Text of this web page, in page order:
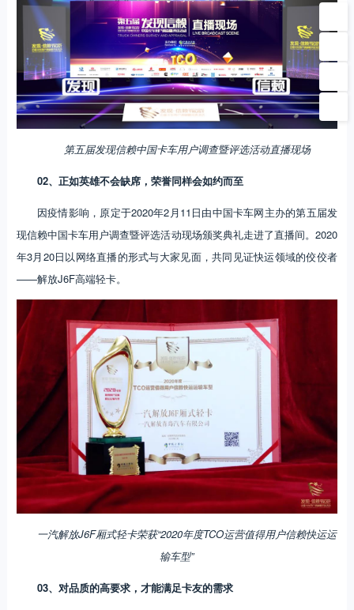
第五届发现信赖中国卡车用户调查暨评选活动直播现场
02、正如英雄不会缺席，荣誉同样会如约而至
因疫情影响，原定于2020年2月11日由中国卡车网主办的第五届发
现信赖中国卡车用户调查暨评选活动现场颁奖典礼走进了直播间。2020
年3月20日以网络直播的形式与大家见面，共同见证快运领域的佼佼者
——解放J6F高端轻卡。
一汽解放J6F厢式轻卡荣获“2020年度TCO运营值得用户信赖快运运
输车型”
03、对品质的高要求，才能满足卡友的需求